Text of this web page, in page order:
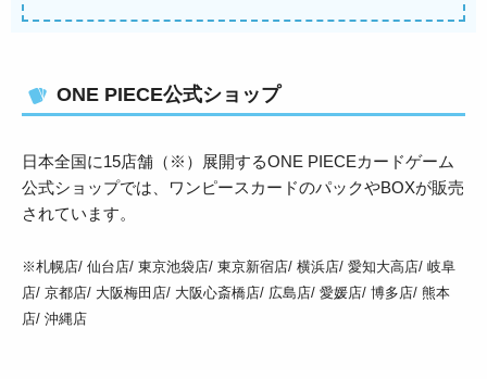
ONE PIECE公式ショップ
日本全国に15店舗（※）展開するONE PIECEカードゲーム
公式ショップでは、ワンピースカードのパックやBOXが販売
されています。
※札幌店/ 仙台店/ 東京池袋店/ 東京新宿店/ 横浜店/ 愛知大高店/ 岐阜
店/ 京都店/ 大阪梅田店/ 大阪心斎橋店/ 広島店/ 愛媛店/ 博多店/ 熊本
店/ 沖縄店